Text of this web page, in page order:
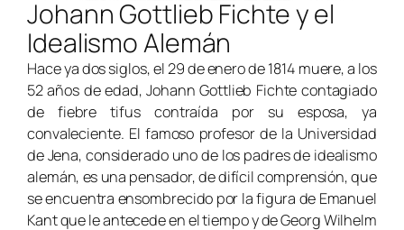
Johann Gottlieb Fichte y el
Idealismo Alemán
Hace ya dos siglos, el 29 de enero de 1814 muere, a los
52 años de edad, Johann Gottlieb Fichte contagiado
de fiebre tifus contraída por su esposa, ya
convaleciente. El famoso profesor de la Universidad
de Jena, considerado uno de los padres de idealismo
alemán, es una pensador, de difícil comprensión, que
se encuentra ensombrecido por la figura de Emanuel
Kant que le antecede en el tiempo y de Georg Wilhelm